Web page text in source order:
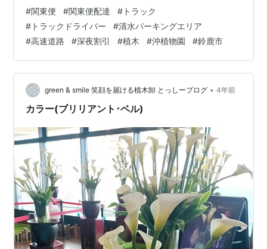
すが、みんなが安全に走れるといいですね。 Green &
Smile さんぽ道 午前9時～午後4時 入場無料 です。ご自
由にお入りくださいね！(^^) Green & Smile さんぽ道
Twitterhttps://twitter.com/suzuka_lovely28 株式会社…
#関東便 #関東便配達 # トラック
# トラックドライバー #清水パーキングエリア
#高速道路 #深夜割引 #植木 #沖植物園 #鈴鹿市
green & smile 笑顔を届ける植木卸 とっしーブログ • 4年前
カラー(ブリリアント･ベル)